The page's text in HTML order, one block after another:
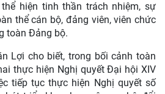
hiện tinh thần trách nhiệm, sự
thể cán bộ, đảng viên, viên chức
toàn Đảng bộ.
Lợi cho biết, trong bối cảnh toàn
thực hiện Nghị quyết Đại hội XIV
tiếp tục thực hiện Nghị quyết số